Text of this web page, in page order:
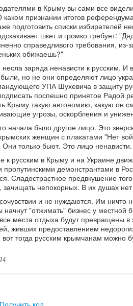
в Крыму вы сами все
признании итогов
подготовить списки избирателей
шкет и громко требует:
справедливого требования, из-
обижаешь?"
заряда ненависти к русским. И
но не они определяют лицо
УПА Шухевича в защиту
поспешно принятое Радой
Крыму такую автономию, какую он
угрозы, оскорбления и
начала было другое лицо. Это
женщин с плакатами "Нет
Они только бьют. Это лицо
к русским в Крыму и на Украине
демонстрантами в
Сладострастное предвкушение
непокорных. В их душах
и не нуждаются. Им ничто
начнут "отжимать" бизнес у местной
места отдыха будут превращены
живших предоставлением
тогда русским крымчанам можно